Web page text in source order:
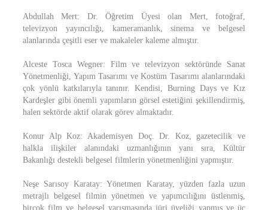
Abdullah Mert: Dr. Öğretim Üyesi olan Mert, fotoğraf,
televizyon yayıncılığı, kameramanlık, sinema ve belgesel
alanlarında çeşitli eser ve makaleler kaleme almıştır.
Alceste Tosca Wegner: Film ve televizyon sektöründe Sanat
Yönetmenliği, Yapım Tasarımı ve Kostüm Tasarımı alanlarındaki
çok yönlü katkılarıyla tanınır. Kendisi, Burning Days ve Kız
Kardeşler gibi önemli yapımların görsel estetiğini şekillendirmiş,
halen sektörde aktif olarak görev almaktadır.
Konur Alp Koz: Akademisyen Doç. Dr. Koz, gazetecilik ve
halkla ilişkiler alanındaki uzmanlığının yanı sıra, Kültür
Bakanlığı destekli belgesel filmlerin yönetmenliğini yapmıştır.
Neşe Sarısoy Karatay: Yönetmen Karatay, yüzden fazla uzun
metrajlı belgesel filmin yönetmen ve yapımcılığını üstlenmiş,
birçok film ve belgesel yarışmasında jüri üyeliği yapmış ve üç